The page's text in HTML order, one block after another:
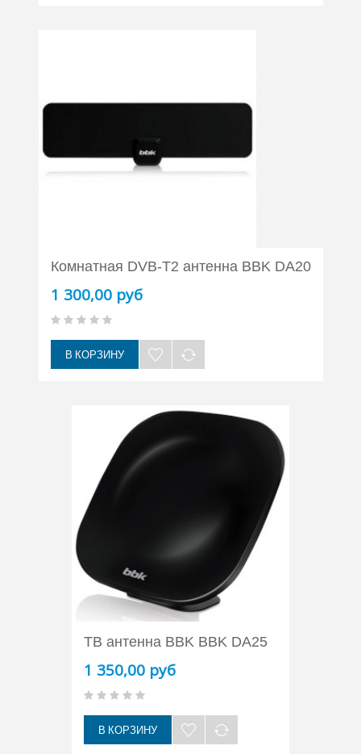
Комнатная DVB-T2 антенна BBK DA20
1 300,00 руб
В КОРЗИНУ
ТВ антенна BBK BBK DA25
1 350,00 руб
В КОРЗИНУ